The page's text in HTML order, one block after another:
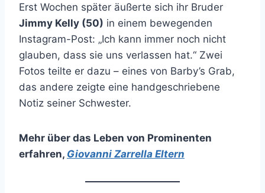
Erst Wochen später äußerte sich ihr Bruder
Jimmy Kelly (50) in einem bewegenden
Instagram-Post: „Ich kann immer noch nicht
glauben, dass sie uns verlassen hat.“ Zwei
Fotos teilte er dazu – eines von Barby’s Grab,
das andere zeigte eine handgeschriebene
Notiz seiner Schwester.
Mehr über das Leben von Prominenten
erfahren, Giovanni Zarrella Eltern